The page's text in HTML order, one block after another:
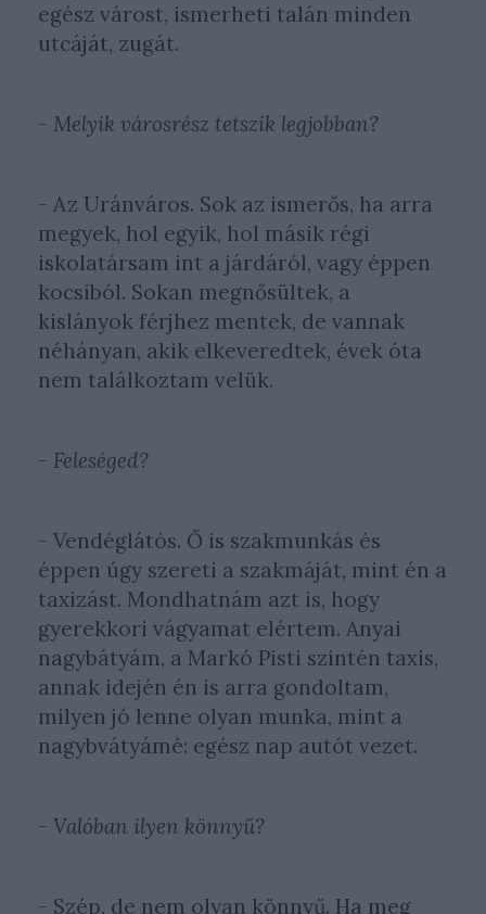
egész várost, ismerheti talán minden
utcáját, zugát.
- Melyik városrész tetszik legjobban?
- Az Uránváros. Sok az ismerős, ha arra
megyek, hol egyik, hol másik régi
iskolatársam int a járdáról, vagy éppen
kocsiból. Sokan megnősültek, a
kislányok férjhez mentek, de vannak
néhányan, akik elkeveredtek, évek óta
nem találkoztam velük.
- Feleséged?
- Vendéglátós. Ő is szakmunkás és
éppen úgy szereti a szakmáját, mint én a
taxizást. Mondhatnám azt is, hogy
gyerekkori vágyamat elértem. Anyai
nagybátyám, a Markó Pisti szintén taxis,
annak idején én is arra gondoltam,
milyen jó lenne olyan munka, mint a
nagybvátyámé: egész nap autót vezet.
- Valóban ilyen könnyű?
- Szép, de nem olyan könnyű. Ha meg